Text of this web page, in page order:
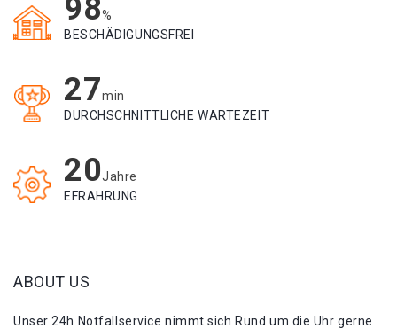
98%
BESCHÄDIGUNGSFREI
27min
DURCHSCHNITTLICHE WARTEZEIT
20Jahre
EFRAHRUNG
ABOUT US
Unser 24h Notfallservice nimmt sich Rund um die Uhr gerne